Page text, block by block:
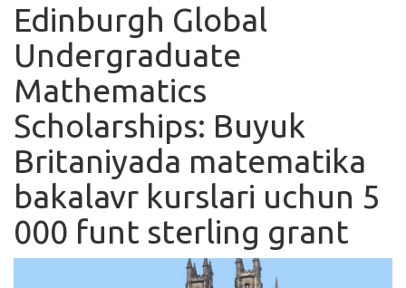
Ishlar
Kurslar
Blog
Yana
Qidirish
Kirish
Edinburgh Global
Undergraduate
Mathematics
Scholarships: Buyuk
Britaniyada matematika
bakalavr kurslari uchun 5
000 funt sterling grant